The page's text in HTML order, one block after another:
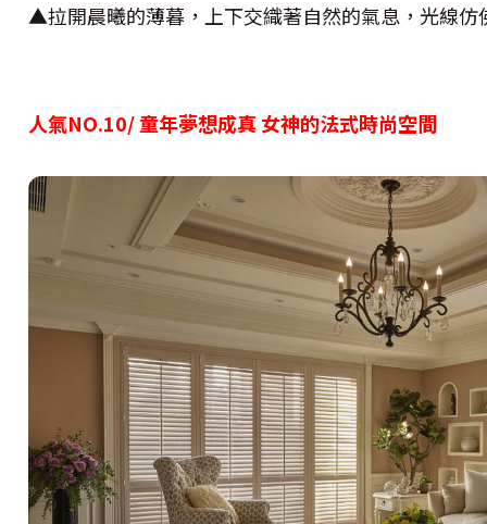
▲拉開晨曦的薄暮，上下交織著自然的氣息，光線仿
人氣NO.10/ 童年夢想成真 女神的法式時尚空間